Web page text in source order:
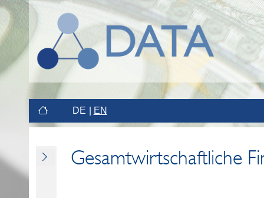
DE EN
Gesamtwirtschaftliche